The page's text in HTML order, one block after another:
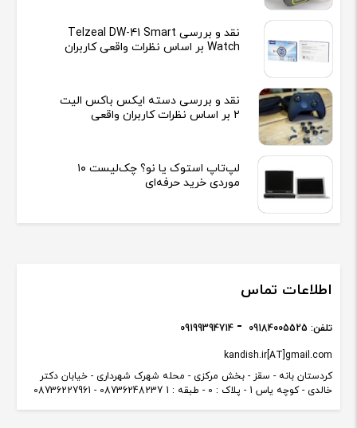
نقد و بررسی Telzeal DW-41 Smart
Watch بر اساس نظرات واقعی کاربران
نقد و بررسی دسته ایکس باکس الیت
2 بر اساس نظرات کاربران واقعی
لپ‌تاپ استوک یا نو؟ چک‌لیست ۱۰
موردی خرید حرفه‌ای
اطلاعات تماس
کردستان بانه - سقز - بخش مرکزی - محله شهرک شهرداری - خیابان دکتر
خالدی - کوچه یاس 1 - پلاک : 0 - طبقه : 1 08736248237 - 08736227961
kandish.ir[AT]gmail.com
تلفن: 09184005525
09199394714